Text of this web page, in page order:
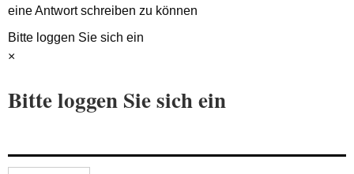
eine Antwort schreiben zu können
Bitte loggen Sie sich ein
×
Bitte loggen Sie sich ein